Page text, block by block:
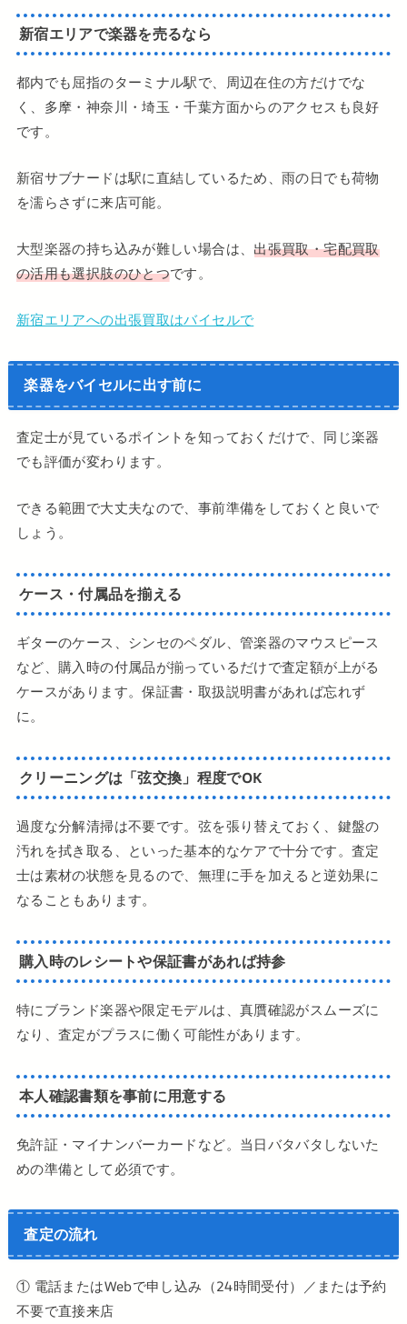
新宿エリアで楽器を売るなら
都内でも屈指のターミナル駅で、周辺在住の方だけでな
く、多摩・神奈川・埼玉・千葉方面からのアクセスも良好
です。
新宿サブナードは駅に直結しているため、雨の日でも荷物
を濡らさずに来店可能。
大型楽器の持ち込みが難しい場合は、 出張買取・宅配買取
の活用も選択肢のひとつです。
新宿エリアへの出張買取はバイセルで
楽器をバイセルに出す前に
査定士が見ているポイントを知っておくだけで、同じ楽器
でも評価が変わります。
できる範囲で大丈夫なので、事前準備をしておくと良いで
しょう。
ケース・付属品を揃える
ギターのケース、シンセのペダル、管楽器のマウスピース
など、購入時の付属品が揃っているだけで査定額が上がる
ケースがあります。保証書・取扱説明書があれば忘れず
に。
クリーニングは「弦交換」程度でOK
過度な分解清掃は不要です。弦を張り替えておく、鍵盤の
汚れを拭き取る、といった基本的なケアで十分です。査定
士は素材の状態を見るので、無理に手を加えると逆効果に
なることもあります。
購入時のレシートや保証書があれば持参
特にブランド楽器や限定モデルは、真贋確認がスムーズに
なり、査定がプラスに働く可能性があります。
本人確認書類を事前に用意する
免許証・マイナンバーカードなど。当日バタバタしないた
めの準備として必須です。
査定の流れ
① 電話またはWebで申し込み（24時間受付）／または予約
不要で直接来店